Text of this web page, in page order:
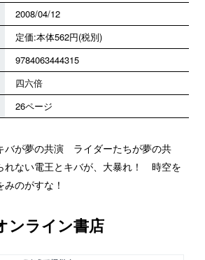
2008/04/12
定価:本体562円(税別)
9784063444315
四六倍
26ページ
バが夢の共演 ライダーたちが夢の共
ない電王とキバが、大暴れ！ 時空を
のがすな！
ンライン書店